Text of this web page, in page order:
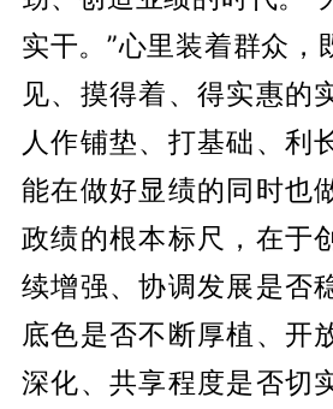
实干。”心里装着群众，
见、摸得着、得实惠的
人作铺垫、打基础、利
能在做好显绩的同时也
政绩的根本标尺，在于
续增强、协调发展是否
底色是否不断厚植、开
深化、共享程度是否切